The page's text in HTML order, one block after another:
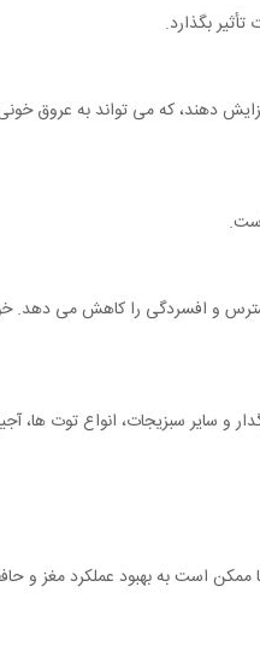
بگذارد.
دهند، که می تواند به عروق
و افسردگی را کاهش می دهد.
و سایر سبزیجات، انواع توت ها،
ممکن است به بهبود عملکرد مغز و